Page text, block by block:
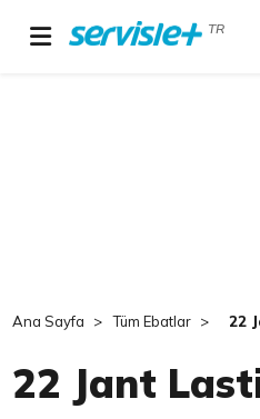
TR
Ana Sayfa Tüm Ebatlar 22
22 Jant